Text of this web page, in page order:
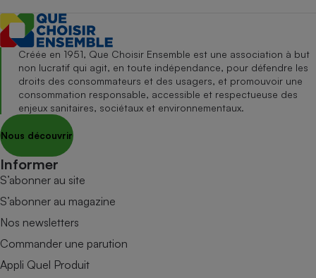
Créée en 1951, Que Choisir Ensemble est une association à but
non lucratif qui agit, en toute indépendance, pour défendre les
droits des consommateurs et des usagers, et promouvoir une
consommation responsable, accessible et respectueuse des
enjeux sanitaires, sociétaux et environnementaux.
Nous découvrir
Informer
S’abonner au site
S’abonner au magazine
Nos newsletters
Commander une parution
Appli Quel Produit